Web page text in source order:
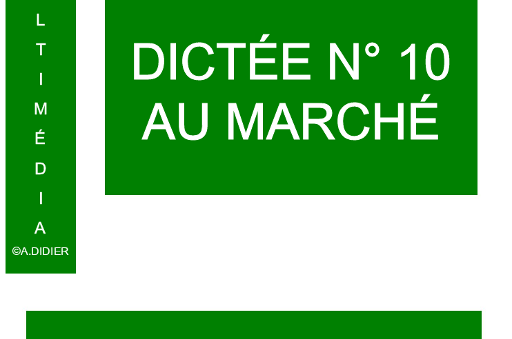
DICTÉE N° 10
AU MARCHÉ
L
T
I
M
É
D
I
A
©A.DIDIER